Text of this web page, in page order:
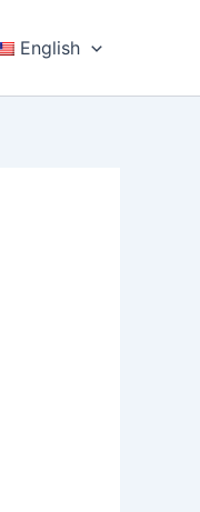
English